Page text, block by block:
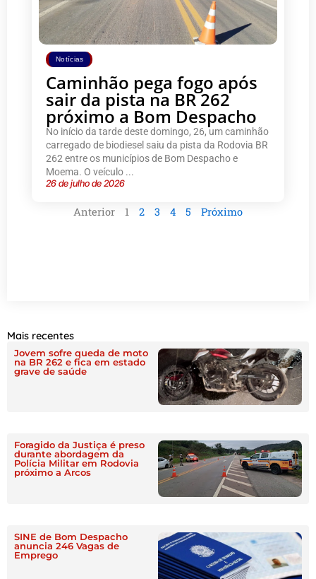
Notícias
Caminhão pega fogo após
sair da pista na BR 262
próximo a Bom Despacho
No início da tarde deste domingo, 26, um caminhão
carregado de biodiesel saiu da pista da Rodovia BR
262 entre os municípios de Bom Despacho e
Moema. O veículo ...
26 de julho de 2026
Anterior 1 2 3 4 5 Próximo
Mais recentes
Jovem sofre queda de moto
na BR 262 e fica em estado
grave de saúde
Foragido da Justiça é preso
durante abordagem da
Polícia Militar em Rodovia
próximo a Arcos
SINE de Bom Despacho
anuncia 246 Vagas de
Emprego